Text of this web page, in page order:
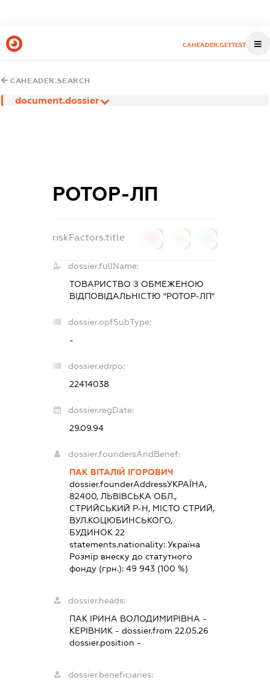
CAHEADER.GETTEST
CAHEADER.SEARCH
document.dossier
РОТОР-ЛП
riskFactors.title
dossier.fullName:
ТОВАРИСТВО З ОБМЕЖЕНОЮ
ВІДПОВІДАЛЬНІСТЮ "РОТОР-ЛП"
dossier.opfSubType:
-
dossier.edrpo:
22414038
dossier.regDate:
29.09.94
dossier.foundersAndBenef:
ПАК ВІТАЛІЙ ІГОРОВИЧ
dossier.founderAddressУКРАЇНА,
82400, ЛЬВІВСЬКА ОБЛ.,
СТРИЙСЬКИЙ Р-Н, МІСТО СТРИЙ,
ВУЛ.КОЦЮБИНСЬКОГО,
БУДИНОК 22
statements.nationality:Україна
Розмір внеску до статутного
фонду (грн.):49 943 (100 %)
dossier.heads:
ПАК ІРИНА ВОЛОДИМИРІВНА -
КЕРІВНИК - dossier.from 22.05.26
dossier.position -
dossier.beneficiaries: